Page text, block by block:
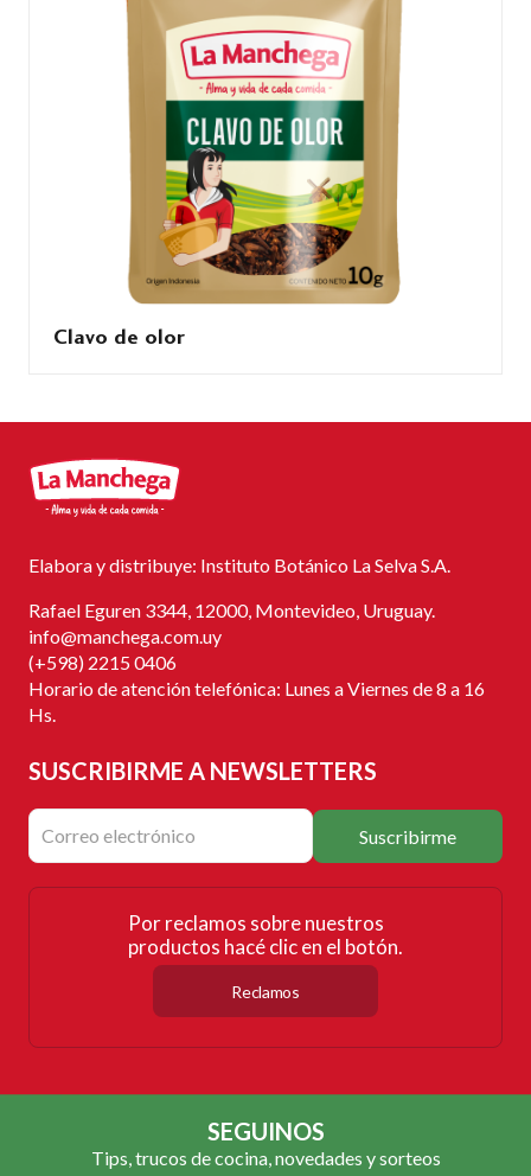
Clavo de olor
Elabora y distribuye: Instituto Botánico La Selva S.A.
Rafael Eguren 3344, 12000, Montevideo, Uruguay.
info@manchega.com.uy
(+598) 2215 0406
Horario de atención telefónica: Lunes a Viernes de 8 a 16
Hs.
SUSCRIBIRME A NEWSLETTERS
Suscribirme
Por reclamos sobre nuestros
productos hacé clic en el botón.
Reclamos
SEGUINOS
Tips, trucos de cocina, novedades y sorteos